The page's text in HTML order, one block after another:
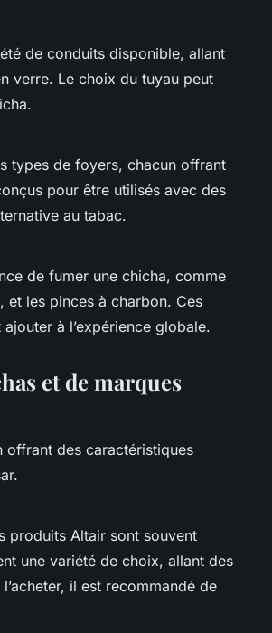
de conduits disponible, allant
verre. Le choix du tuyau peut
types de foyers, chacun offrant
pour être utilisés avec des
au tabac.
de fumer une chicha, comme
et les pinces à charbon. Ces
à l’expérience globale.
et de marques
offrant des caractéristiques
produits Altair sont souvent
une variété de choix, allant des
il est recommandé de